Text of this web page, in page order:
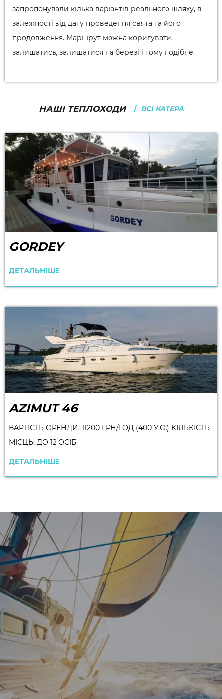
запропонували кілька варіантів реального шляху, в
залежності від дату проведення свята та його
продовження. Маршрут можна коригувати,
залишатись, залишатися на березі і тому подібне.
НАШІ ТЕПЛОХОДИ ВСІ КАТЕРА
GORDEY
ДЕТАЛЬНІШЕ
AZIMUT 46
ВАРТІСТЬ ОРЕНДИ: 11200 ГРН/ГОД (400 У.О.) КІЛЬКІСТЬ
МІСЦЬ: ДО 12 ОСІБ
ДЕТАЛЬНІШЕ